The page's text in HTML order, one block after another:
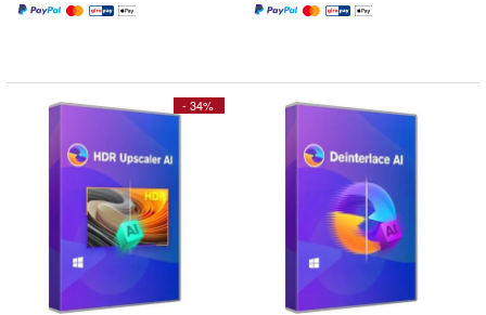
- 34%